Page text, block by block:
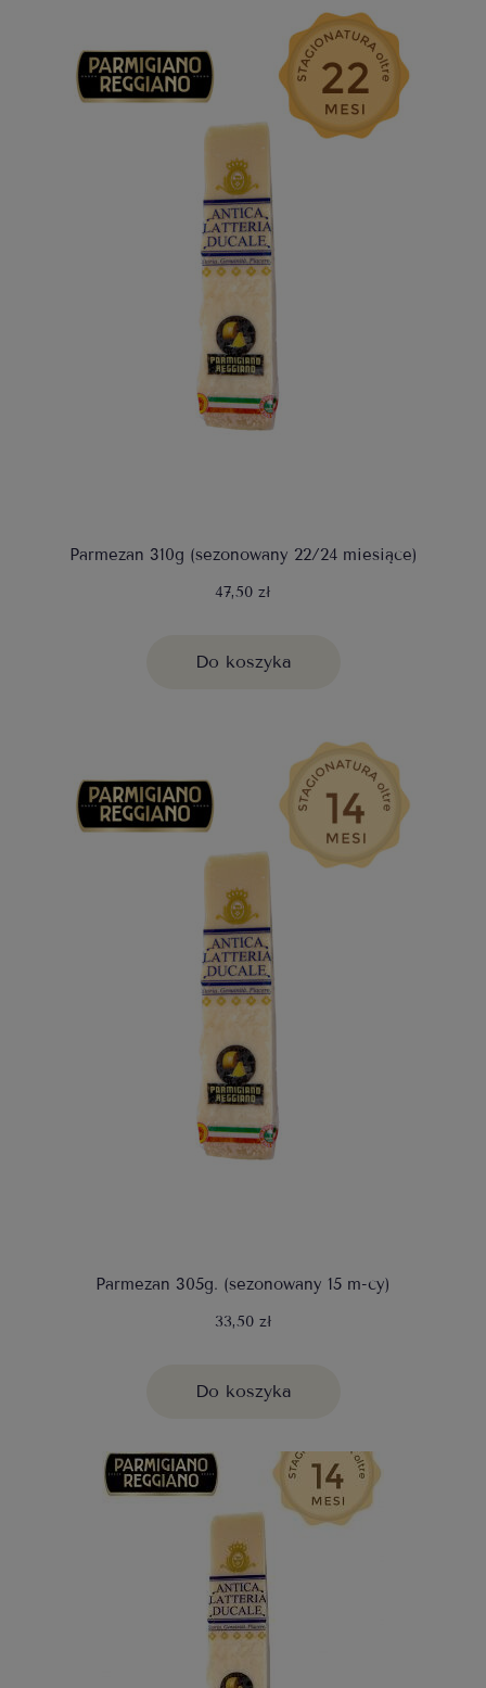
Parmezan 310g (sezonowany 22/24 miesiące)
47,50 zł
Do koszyka
Parmezan 305g. (sezonowany 15 m-cy)
33,50 zł
Do koszyka